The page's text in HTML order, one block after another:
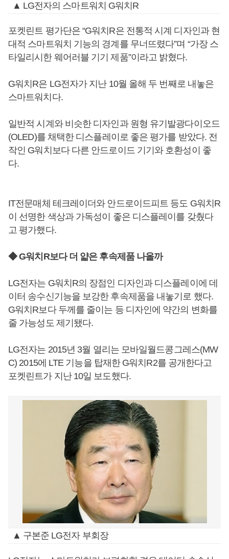
▲ LG전자의 스마트워치 G워치R
포켓린트 평가단은 “G워치R은 전통적 시계 디자인과 현
대적 스마트워치 기능의 경계를 무너뜨렸다”며 “가장 스
타일리시한 웨어러블 기기 제품”이라고 밝혔다.
G워치R은 LG전자가 지난 10월 올해 두 번째로 내놓은
스마트워치다.
일반적 시계와 비슷한 디자인과 원형 유기발광다이오드
(OLED)를 채택한 디스플레이로 좋은 평가를 받았다. 전
작인 G워치보다 다른 안드로이드 기기와 호환성이 좋
다.
IT전문매체 테크레이더와 안드로이드피트 등도 G워치R
이 선명한 색상과 가독성이 좋은 디스플레이를 갖췄다
고 평가했다.
◆ G워치R보다 더 얇은 후속제품 나올까
LG전자는 G워치R의 장점인 디자인과 디스플레이에 데
이터 송수신기능을 보강한 후속제품을 내놓기로 했다.
G워치R보다 두께를 줄이는 등 디자인에 약간의 변화를
줄 가능성도 제기됐다.
LG전자는 2015년 3월 열리는 모바일월드콩그레스(MW
C) 2015에 LTE 기능을 탑재한 G워치R2를 공개한다고
포켓린트가 지난 10일 보도했다.
▲ 구본준 LG전자 부회장